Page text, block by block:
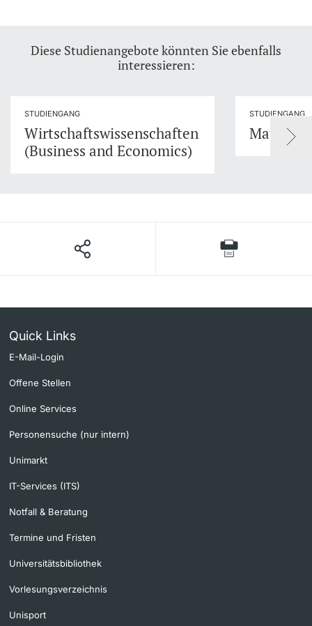
Diese Studienangebote könnten Sie ebenfalls
interessieren:
STUDIENGANG
Wirtschaftswissenschaften
(Business and Economics)
STUDIENGANG
Quick Links
E-Mail-Login
Offene Stellen
Online Services
Personensuche (nur intern)
Unimarkt
IT-Services (ITS)
Notfall & Beratung
Termine und Fristen
Universitätsbibliothek
Vorlesungsverzeichnis
Unisport